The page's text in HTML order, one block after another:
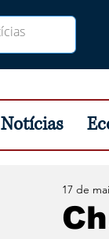
Notícias
17 de